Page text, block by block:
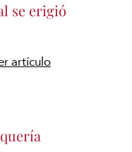
se erigió
artículo